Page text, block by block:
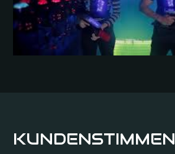
KUNDENSTIMMEN